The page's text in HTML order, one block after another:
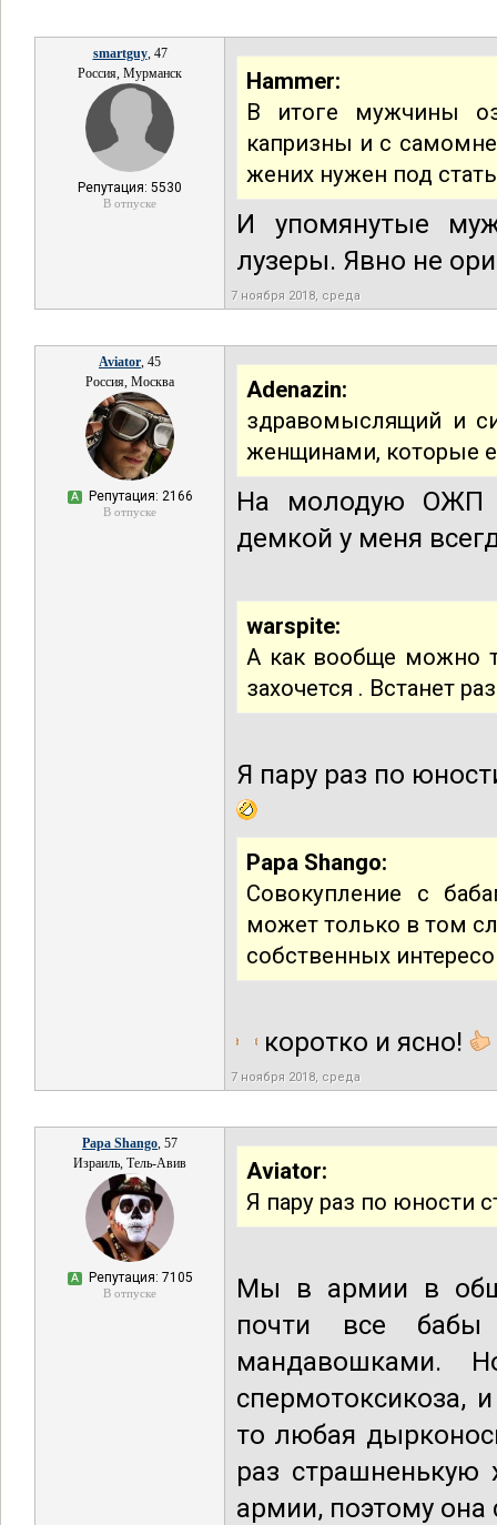
smartguy, 47
Россия, Мурманск
Репутация: 5530
В отпуске
Hammer:
В итоге мужчины
капризны и с
жених нужен под
И упомянутые
лузеры. Явно не
7 ноября 2018, среда
Aviator, 45
Россия, Москва
А Репутация: 2166
В отпуске
Adenazin:
здравомыслящий и
женщинами, которые
На молодую ОЖП
демкой у меня
warspite:
А как вообще можно
захочется . Встанет
Я пару раз по
Papa Shango:
Совокупление с
может только в том
собственных
коротко и ясно!
7 ноября 2018, среда
Papa Shango, 57
Израиль, Тель-Авив
А Репутация: 7105
В отпуске
Aviator:
Я пару раз по юности
Мы в армии в
почти все
мандавошками.
спермотоксикоза,
то любая
раз
армии, поэтому